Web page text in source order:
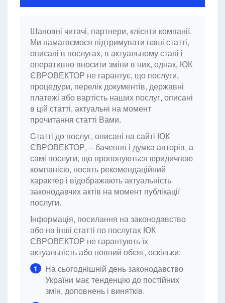
Шановні читачі, партнери, клієнти компанії.
Ми намагаємося підтримувати наші статті,
описані в послугах, в актуальному стані і
оперативно вносити зміни в них, однак, ЮК
ЄВРОВЕКТОР не гарантує, що послуги,
процедури, перелік документів, державні
платежі або вартість наших послуг, описані
в цій статті, актуальні на момент
прочитання статті Вами.
Cтатті до послуг, описані на сайті ЮК
ЄВРОВЕКТОР, – бачення і думка авторів, а
самі послуги, що пропонуються юридичною
компанією, носять рекомендаційний
характер і відображають актуальність
законодавчих актів на момент публікації
послуги.
Інформація, посилання на законодавство
або на інші статті по послугах ЮК
ЄВРОВЕКТОР не гарантують їх
актуальність або повний обсяг, оскільки:
1
На сьогоднішній день законодавство
України має тенденцію до постійних
змін, доповнень і винятків.